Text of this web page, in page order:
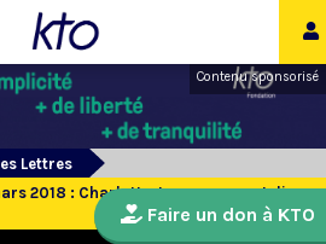
Contenu sponsorisé
Lettres
2018 : Charlotte Jousseaume, Julien
Faire un don à KTO